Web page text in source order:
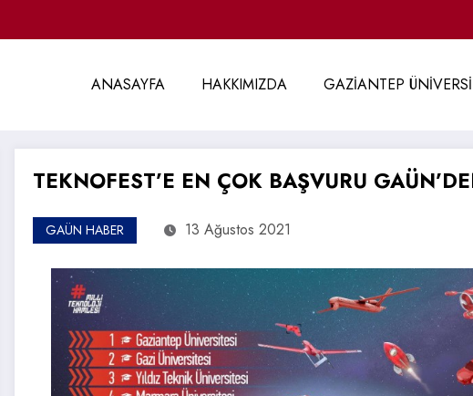
ANASAYFA HAKKIMIZDA GAZİANTEP
TEKNOFEST’E EN ÇOK BAŞVURU
GAÜN HABER 13 Ağustos 2021